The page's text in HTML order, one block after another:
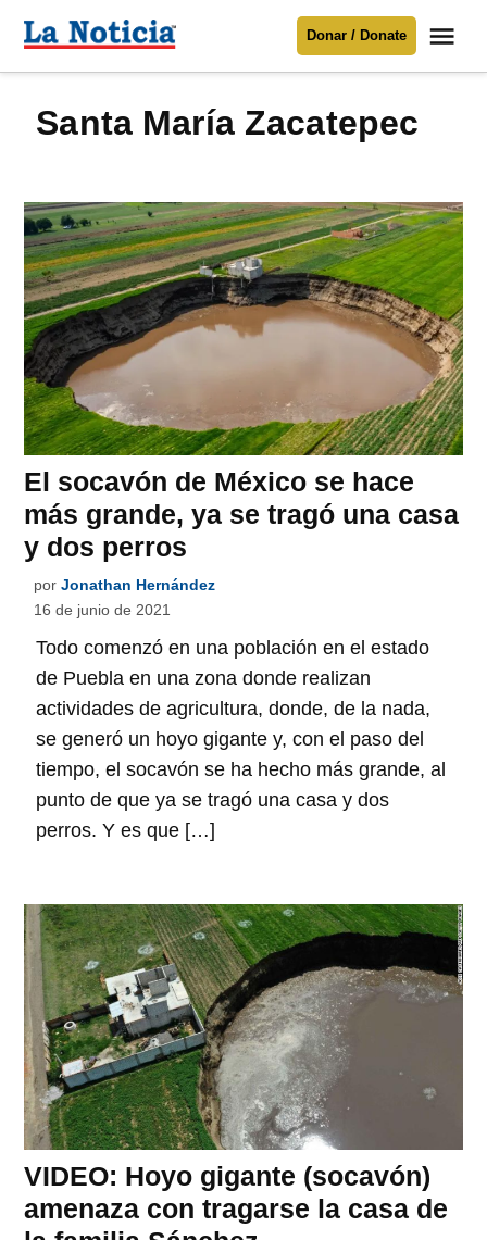
Para mantenerte informado necesitamostu apoyo
contenido
Noticia
Donar / Donate
Santa María Zacatepec
El socavón de México se hace
más grande, ya se tragó una casa
y dos perros
por Jonathan Hernández
16 de junio de 2021
Todo comenzó en una población en el estado
de Puebla en una zona donde realizan
actividades de agricultura, donde, de la nada,
se generó un hoyo gigante y, con el paso del
tiempo, el socavón se ha hecho más grande, al
punto de que ya se tragó una casa y dos
perros. Y es que […]
VIDEO: Hoyo gigante (socavón)
amenaza con tragarse la casa de